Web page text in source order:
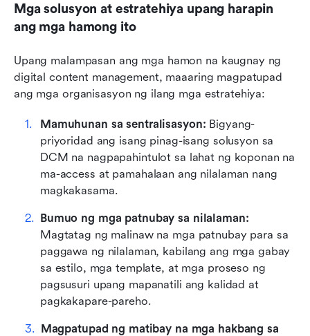
Mga solusyon at estratehiya upang harapin
ang mga hamong ito
Upang malampasan ang mga hamon na kaugnay ng
digital content management, maaaring magpatupad
ang mga organisasyon ng ilang mga estratehiya:
Mamuhunan sa sentralisasyon: Bigyang-
priyoridad ang isang pinag-isang solusyon sa
DCM na nagpapahintulot sa lahat ng koponan na
ma-access at pamahalaan ang nilalaman nang
magkakasama.
Bumuo ng mga patnubay sa nilalaman:
Magtatag ng malinaw na mga patnubay para sa
paggawa ng nilalaman, kabilang ang mga gabay
sa estilo, mga template, at mga proseso ng
pagsusuri upang mapanatili ang kalidad at
pagkakapare-pareho.
Magpatupad ng matibay na mga hakbang sa